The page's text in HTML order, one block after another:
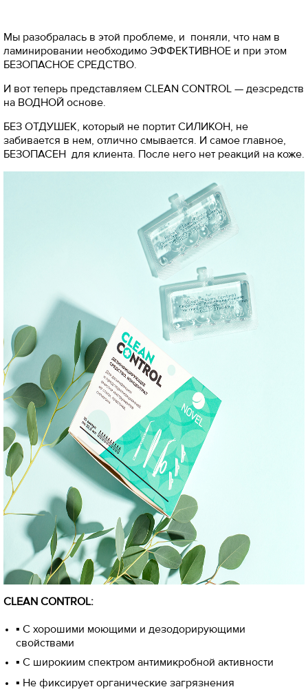
Мы разобралась в этой проблеме, и поняли, что нам в
ламинировании необходимо ЭФФЕКТИВНОЕ и при этом
БЕЗОПАСНОЕ СРЕДСТВО.
И вот теперь представляем CLEAN CONTROL — дезсредств
на ВОДНОЙ основе.
БЕЗ ОТДУШЕК, который не портит СИЛИКОН, не
забивается в нем, отлично смывается. И самое главное,
БЕЗОПАСЕН для клиента. После него нет реакций на коже.
CLEAN CONTROL:
▪ С хорошими моющими и дезодорирующими
свойствами
▪ С широкиим спектром антимикробной активности
▪ Не фиксирует органические загрязнения